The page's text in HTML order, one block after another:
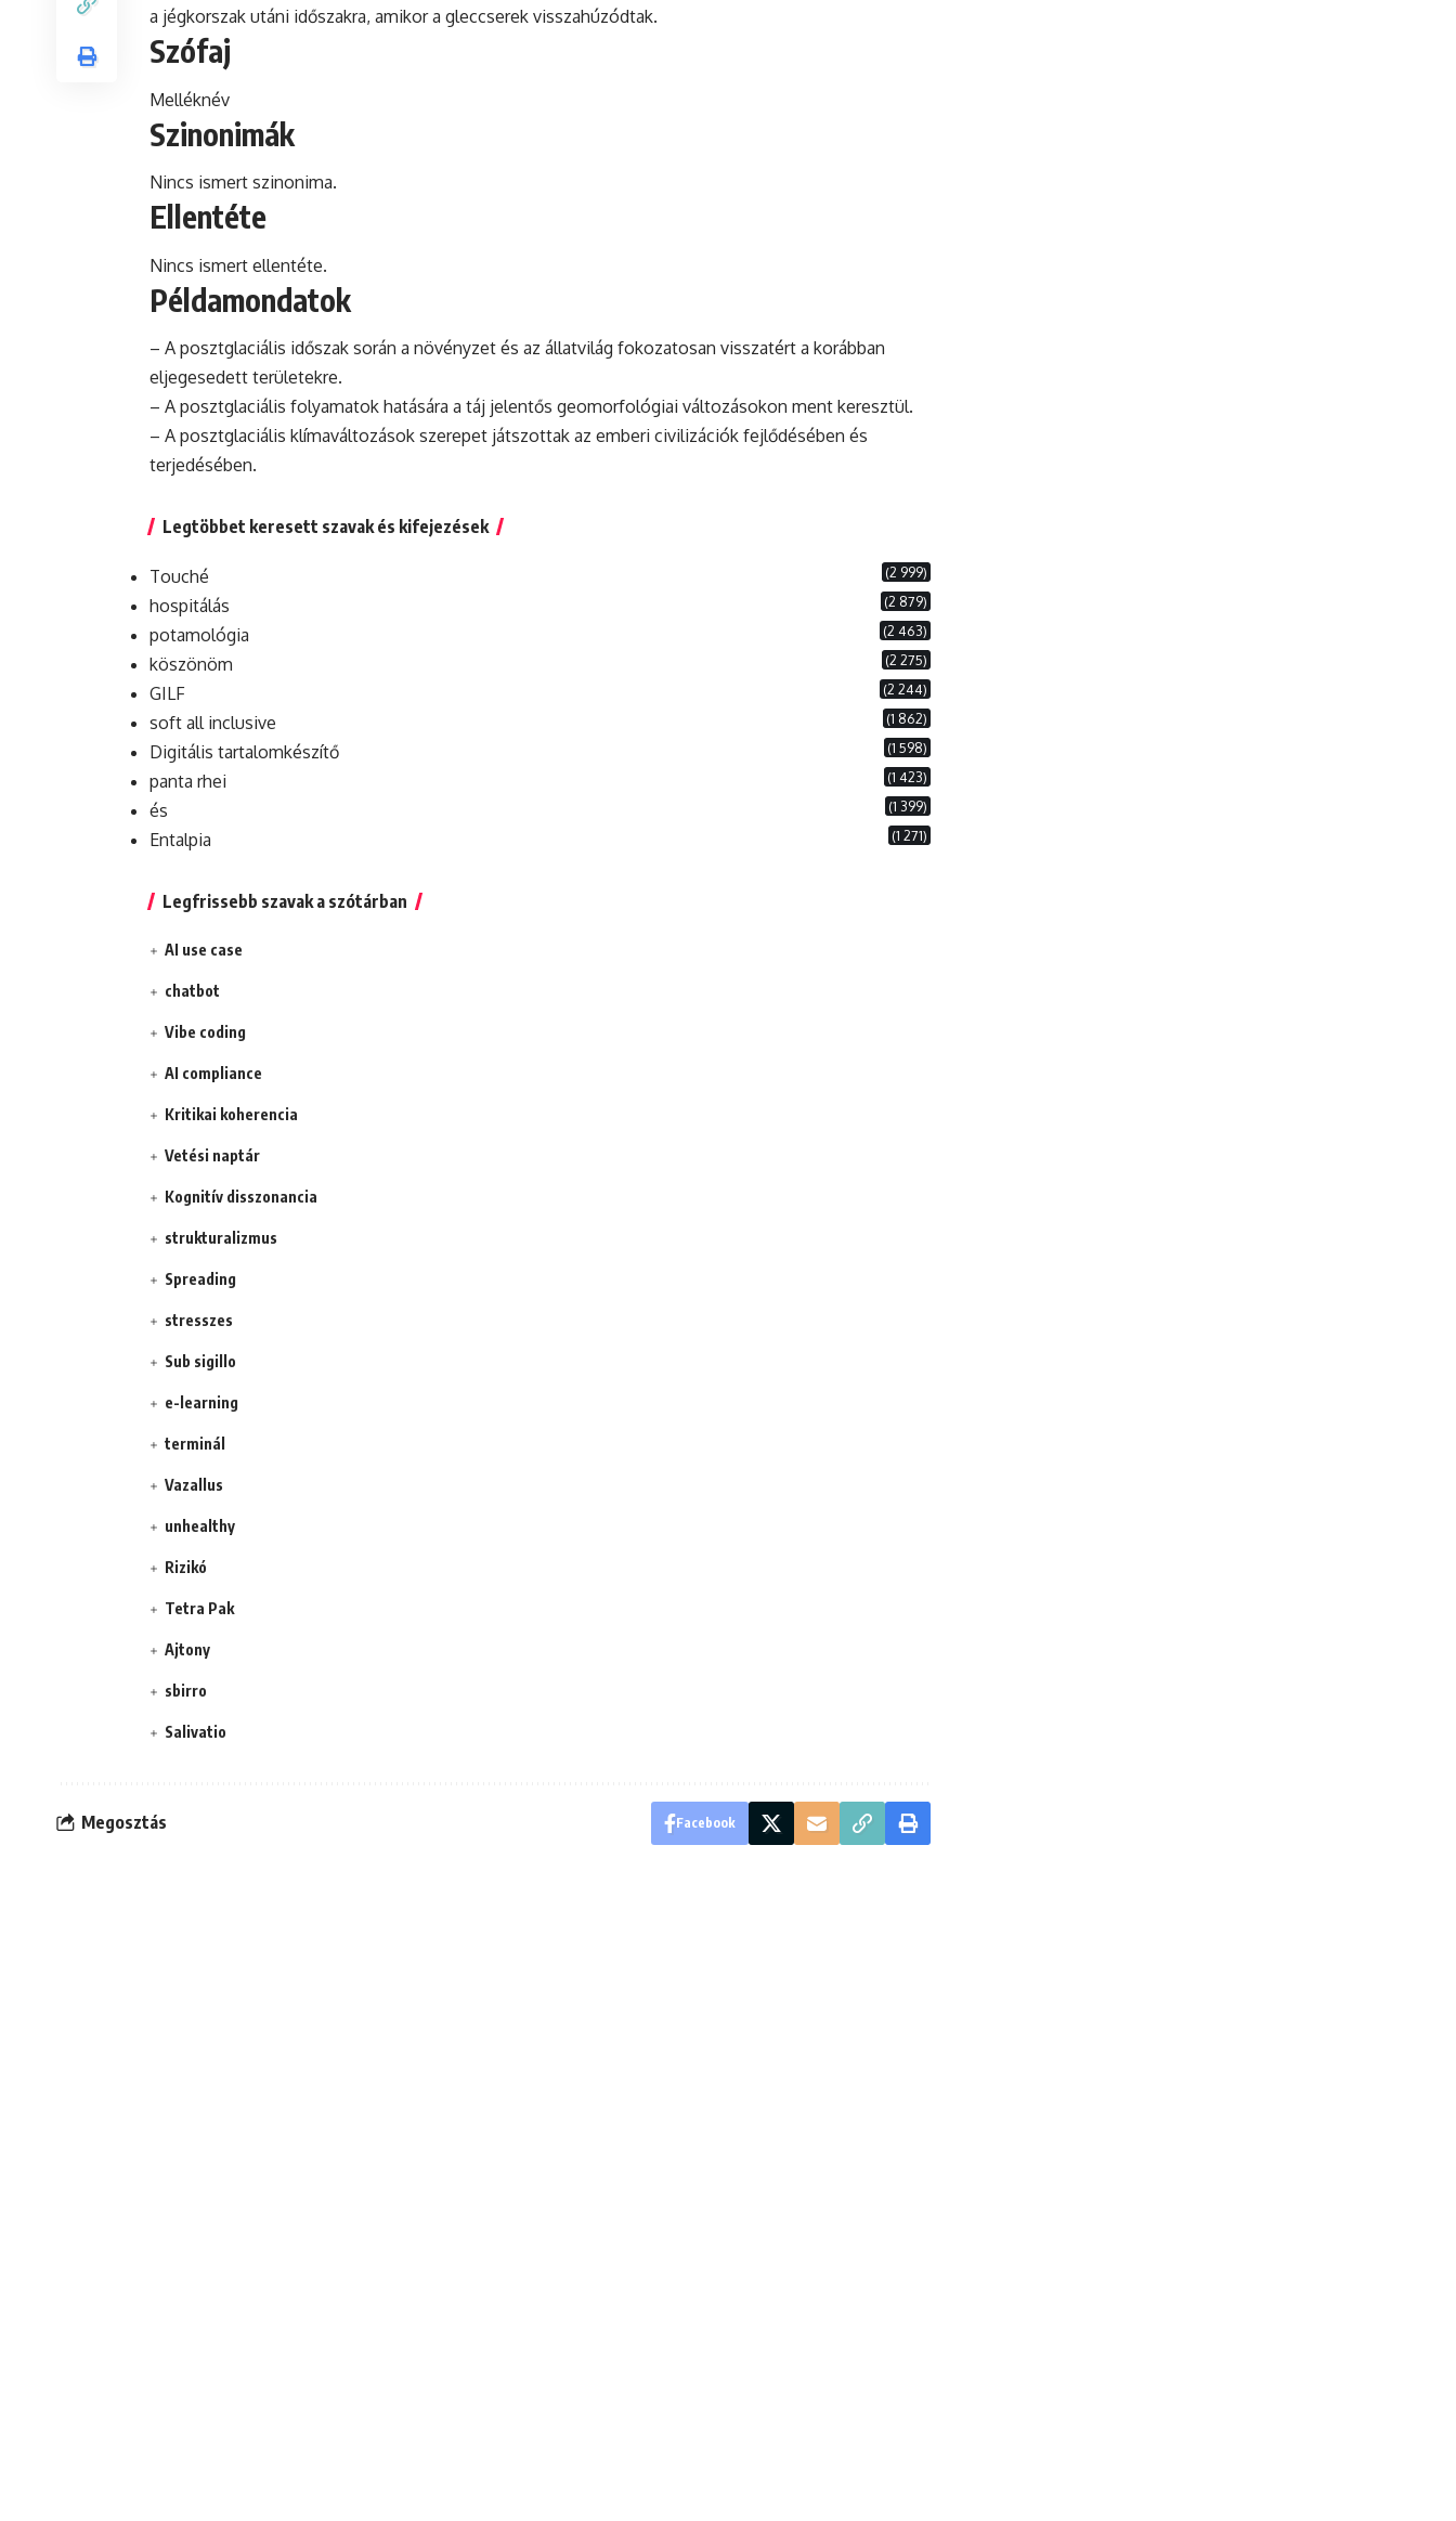
a jégkorszak utáni időszakra, amikor a gleccserek visszahúzódtak.
Szófaj
Melléknév
Szinonimák
Nincs ismert szinonima.
Ellentéte
Nincs ismert ellentéte.
Példamondatok
– A posztglaciális időszak során a növényzet és az állatvilág fokozatosan visszatért a korábban
eljegesedett területekre.
– A posztglaciális folyamatok hatására a táj jelentős geomorfológiai változásokon ment keresztül.
– A posztglaciális klímaváltozások szerepet játszottak az emberi civilizációk fejlődésében és
terjedésében.
Legtöbbet keresett szavak és kifejezések
Touché (2 999)
hospitálás (2 879)
potamológia (2 463)
köszönöm (2 275)
GILF (2 244)
soft all inclusive (1 862)
Digitális tartalomkészítő (1 598)
panta rhei (1 423)
és (1 399)
Entalpia (1 271)
Legfrissebb szavak a szótárban
AI use case
chatbot
Vibe coding
AI compliance
Kritikai koherencia
Vetési naptár
Kognitív disszonancia
strukturalizmus
Spreading
stresszes
Sub sigillo
e-learning
terminál
Vazallus
unhealthy
Rizikó
Tetra Pak
Ajtony
sbirro
Salivatio
Megosztás Facebook